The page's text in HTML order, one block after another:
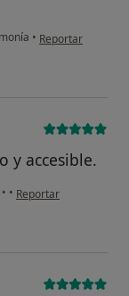
• en opinión del
Reportar
y accesible.
• • en opinión del usuario
Reportar